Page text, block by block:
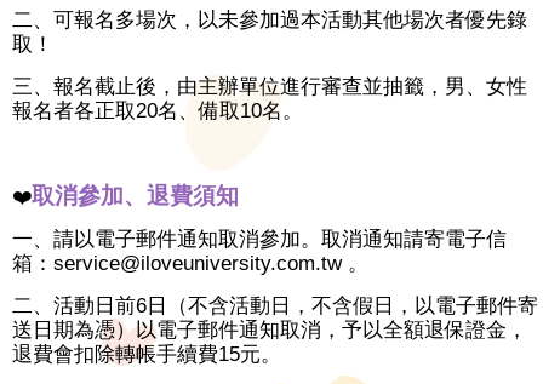
二、可報名多場次，以未參加過本活動其他場次者優先錄
取！
三、報名截止後，由主辦單位進行審查並抽籤，男、女性
報名者各正取20名、備取10名。
❤️取消參加、退費須知
一、請以電子郵件通知取消參加。取消通知請寄電子信
箱：service@iloveuniversity.com.tw 。
二、活動日前6日（不含活動日，不含假日，以電子郵件寄
送日期為憑）以電子郵件通知取消，予以全額退保證金，
退費會扣除轉帳手續費15元。